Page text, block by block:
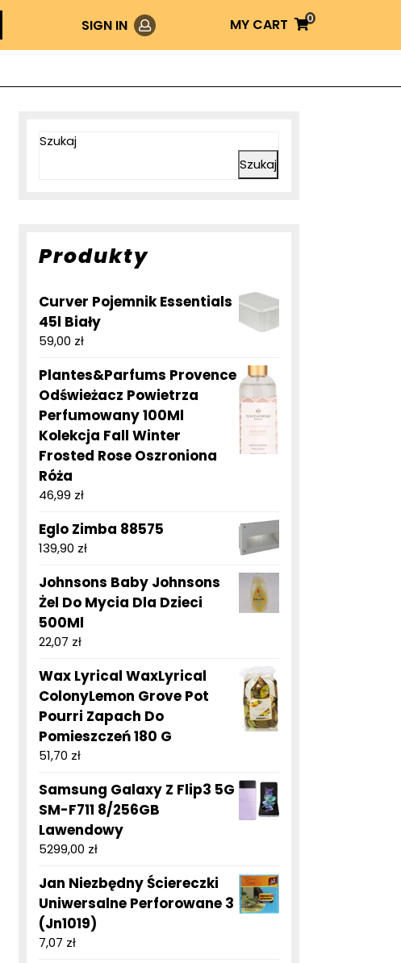
SIGN IN Login MY CART
MY
0
Szukaj
Szukaj
Produkty
Curver Pojemnik Essentials
45l Biały
59,00 zł
Plantes&Parfums Provence
Odświeżacz Powietrza
Perfumowany 100Ml
Kolekcja Fall Winter
Frosted Rose Oszroniona
Róża
46,99 zł
Eglo Zimba 88575
139,90 zł
Johnsons Baby Johnsons
Żel Do Mycia Dla Dzieci
500Ml
22,07 zł
Wax Lyrical WaxLyrical
ColonyLemon Grove Pot
Pourri Zapach Do
Pomieszczeń 180 G
51,70 zł
Samsung Galaxy Z Flip3 5G
SM-F711 8/256GB
Lawendowy
5299,00 zł
Jan Niezbędny Ściereczki
Uniwersalne Perforowane 3
(Jn1019)
7,07 zł